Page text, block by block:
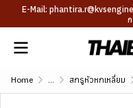
E-Mail:
Home ... สกรูหัวหกเหลี่ยม